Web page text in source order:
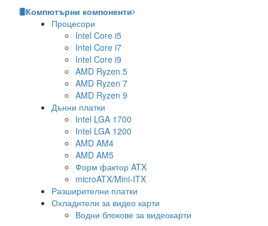
Компютърни компоненти
Процесори
Intel Core i5
Intel Core i7
Intel Core i9
AMD Ryzen 5
AMD Ryzen 7
AMD Ryzen 9
Дънни платки
Intel LGA 1700
Intel LGA 1200
AMD AM4
AMD AM5
Форм фактор ATX
microATX/Mini-ITX
Разширителни платки
Охладители за видео карти
Водни блокове за видеокарти